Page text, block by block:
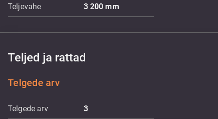
Teljevahe 3 200mm
Teljed ja rattad
Telgede arv
Telgede arv 3